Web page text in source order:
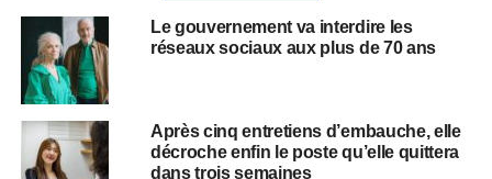
Le gouvernement va interdire les
réseaux sociaux aux plus de 70 ans
Après cinq entretiens d’embauche, elle
décroche enfin le poste qu’elle quittera
dans trois semaines